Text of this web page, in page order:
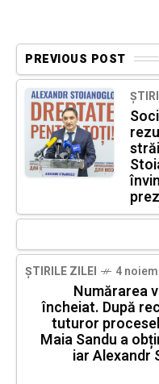
PREVIOUS POST
ȘTIRI
ȘTIRILE ZILEI 4
Numărarea
încheiat. După
tuturor
Maia Sandu a
iar Alexandr